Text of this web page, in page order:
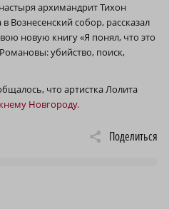
архимандрит Тихон
Вознесенский собор, рассказал
новую книгу «Я понял, что это
убийство, поиск,
что артистка Лолита
Новгороду.
Поделиться